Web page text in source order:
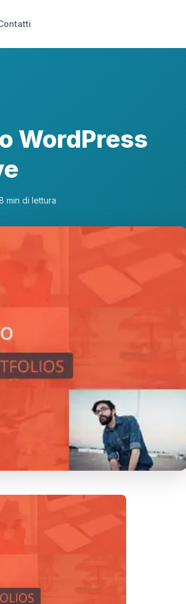
WordPress
min di lettura